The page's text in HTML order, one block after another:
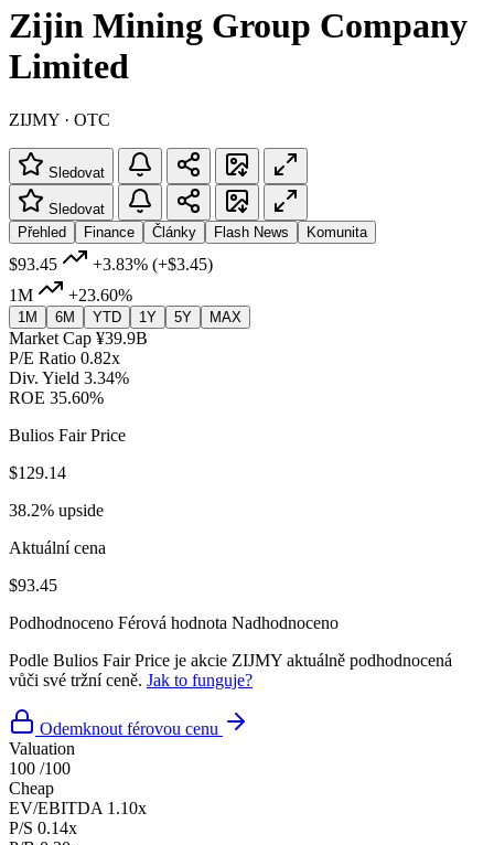
Zijin Mining Group Company
Limited
ZIJMY · OTC
Sledovat
Sledovat
Přehled
Finance Články Flash News Komunita
$93.45 +3.83% (+$3.45)
1M
+23.60%
1M 6M YTD 1Y 5Y MAX
Market Cap ¥39.9B
P/E Ratio 0.82x
Div. Yield 3.34%
ROE 35.60%
Bulios Fair Price
$129.14
38.2% upside
Aktuální cena
$93.45
Podhodnoceno Férová hodnota Nadhodnoceno
Podle Bulios Fair Price je akcie ZIJMY aktuálně podhodnocená
vůči své tržní ceně. Jak to funguje?
Odemknout férovou cenu
Valuation
100 /100
Cheap
EV/EBITDA 1.10x
P/S 0.14x